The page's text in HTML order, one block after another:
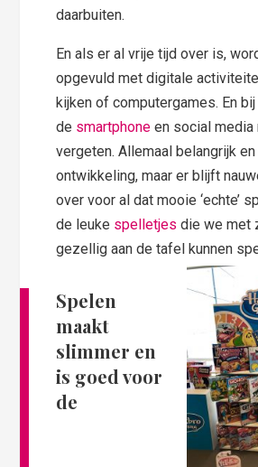
daarbuiten.
En als er al vrije tijd over is,
opgevuld met digitale
kijken of computergames. En
de smartphone en social media
vergeten. Allemaal belangrijk
ontwikkeling, maar er blijft
over voor al dat mooie ‘echte’
de leuke spelletjes die we met
gezellig aan de tafel kunnen
Spelen
maakt
slimmer en
is goed voor
de